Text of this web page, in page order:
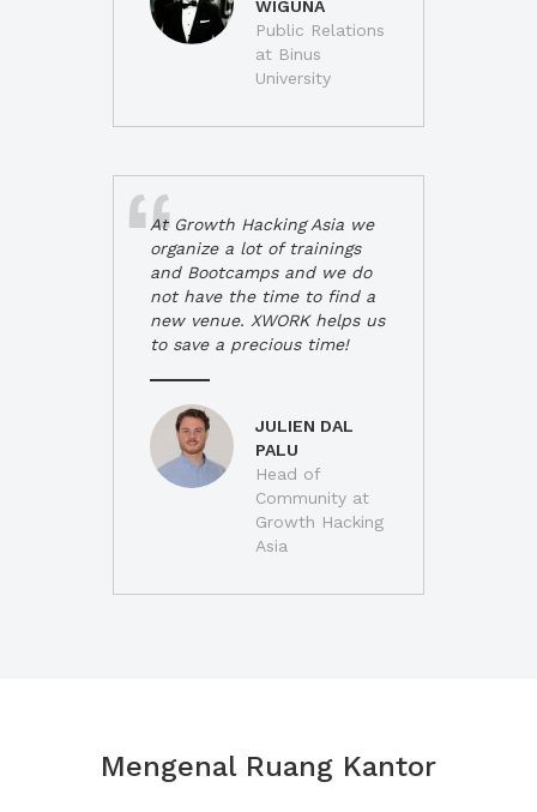
WIGUNA
Public Relations
at Binus
University
At Growth Hacking Asia we
organize a lot of trainings
and Bootcamps and we do
not have the time to find a
new venue. XWORK helps us
to save a precious time!
JULIEN DAL
PALU
Head of
Community at
Growth Hacking
Asia
Mengenal Ruang Kantor